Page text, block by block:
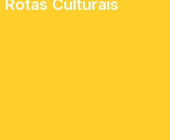
Rotas Culturais